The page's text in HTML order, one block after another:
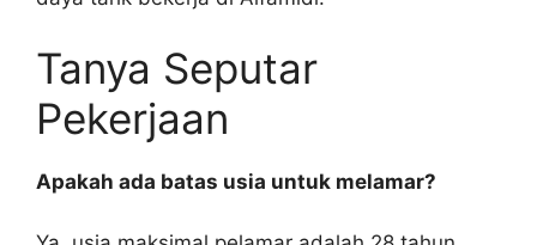
Tanya Seputar
Pekerjaan
Apakah ada batas usia untuk melamar?